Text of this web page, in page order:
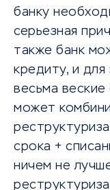
банку
серьезная
также банк
кредиту, и
весьма веские
может
срока +
ничем не